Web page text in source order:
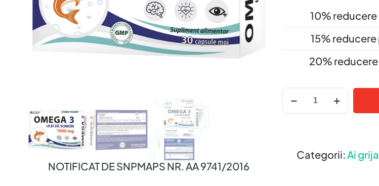
NOTIFICAT DE SNPMAPS NR. AA 9741/2016
10%
15%
20%
Cantitate
Omega
3
Somon
Categorii:Ai